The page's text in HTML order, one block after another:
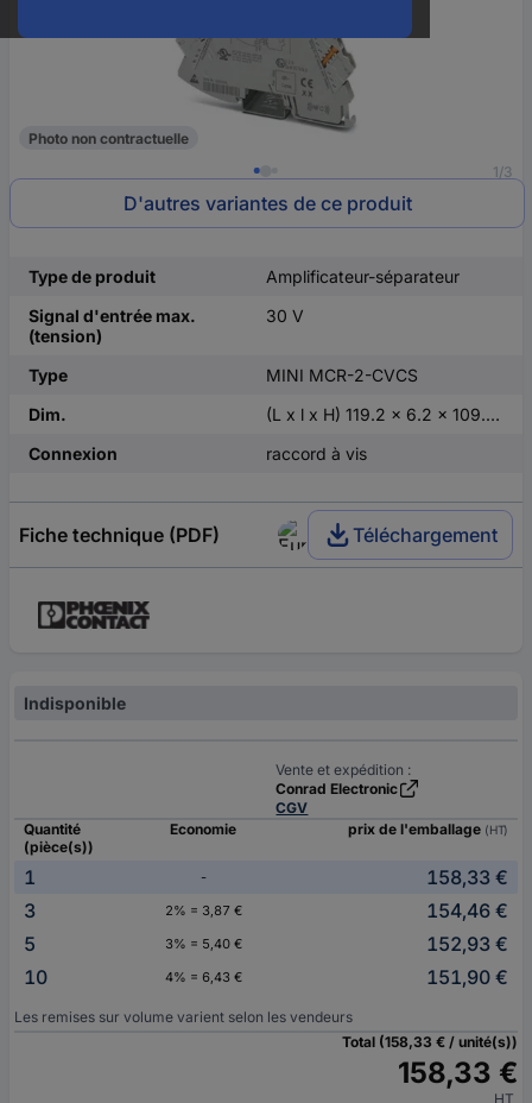
1/3
Photo non contractuelle
D'autres variantes de ce produit
Type de produit
Amplificateur-séparateur
Signal d'entrée max.
(tension)
30 V
Type
MINI MCR-2-CVCS
Dim.
(L x l x H) 119.2 x 6.2 x 109.81 mm
Connexion
raccord à vis
Fiche technique (PDF) Téléchargement
Indisponible
Vente et expédition :
Conrad Electronic
CGV
Quantité
(pièce(s))
Economie prix de l'emballage (HT)
1 -
158,33 €
3
2% = 3,87 €
154,46 €
5
3% = 5,40 €
152,93 €
10
4% = 6,43 € 151,90 €
Les remises sur volume varient selon les vendeurs
Total (158,33 € / unité(s))
158,33 €
HT